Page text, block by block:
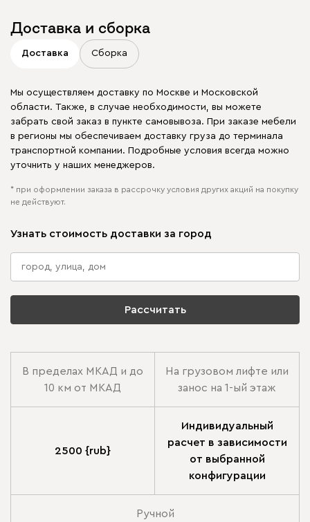
Доставка и сборка
Доставка Сборка
Мы осуществляем доставку по Москве и Московской
области. Также, в случае необходимости, вы можете
забрать свой заказ в пункте самовывоза. При заказе мебели
в регионы мы обеспечиваем доставку груза до терминала
транспортной компании. Подробные условия всегда можно
уточнить у наших менеджеров.
* при оформлении заказа в рассрочку условия других акций на покупку
не действуют.
Узнать стоимость доставки за город
Рассчитать
В пределах МКАД и до
10 км от МКАД
На грузовом лифте или
занос на 1-ый этаж
2500 {rub}
Индивидуальный
расчет в зависимости
от выбранной
конфигурации
Ручной